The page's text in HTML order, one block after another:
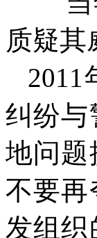
质疑其
2011
纠纷与
地问题
不要再
发组